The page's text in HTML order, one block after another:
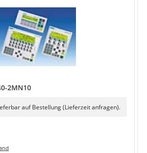
2MN10
auf Bestellung (Lieferzeit anfragen).